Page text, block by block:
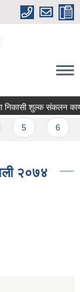
शुल्क संकलन
२०७४